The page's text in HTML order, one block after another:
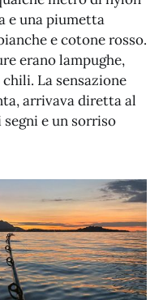
e una piumetta
e cotone rosso.
erano lampughe,
La sensazione
arrivava diretta al
e un sorriso